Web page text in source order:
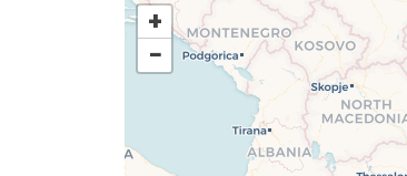
+
−